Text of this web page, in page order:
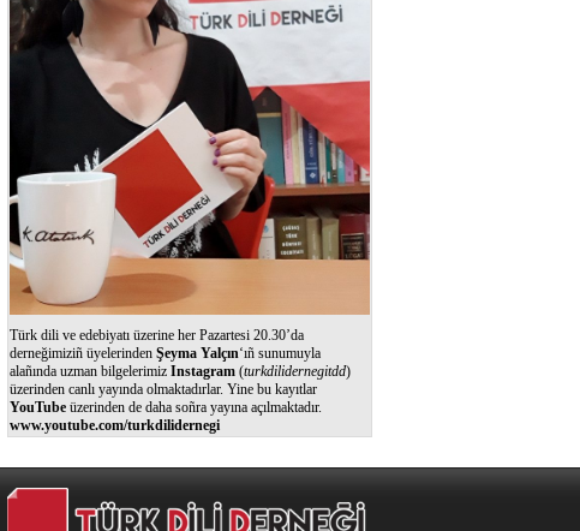
Türk dili ve edebiyatı üzerine her Pazartesi 20.30’da
derneğimiziñ üyelerinden Şeyma Yalçın‘ıñ sunumuyla
alañında uzman bilgelerimiz Instagram (turkdilidernegitdd)
üzerinden canlı yayında olmaktadırlar. Yine bu kayıtlar
YouTube üzerinden de daha soñra yayına açılmaktadır.
www.youtube.com/turkdilidernegi